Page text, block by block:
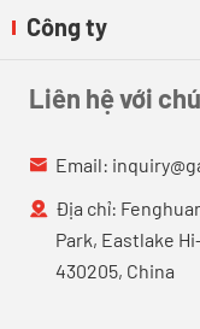
Công ty
Liên hệ với
 Email:
 Địa chỉ:
Park, Eastlake
430205, China